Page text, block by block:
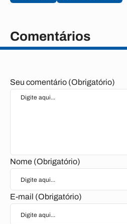
Comentários
Seu comentário (Obrigatório)
Nome (Obrigatório)
E-mail (Obrigatório)